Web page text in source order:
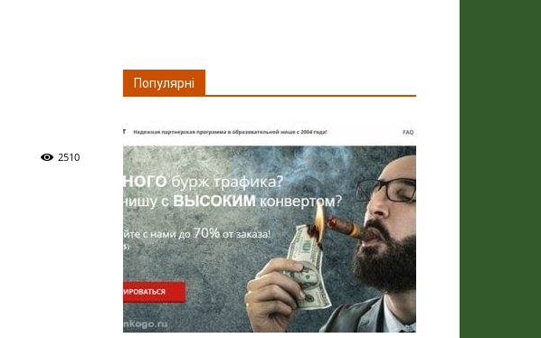
2510
Популярні